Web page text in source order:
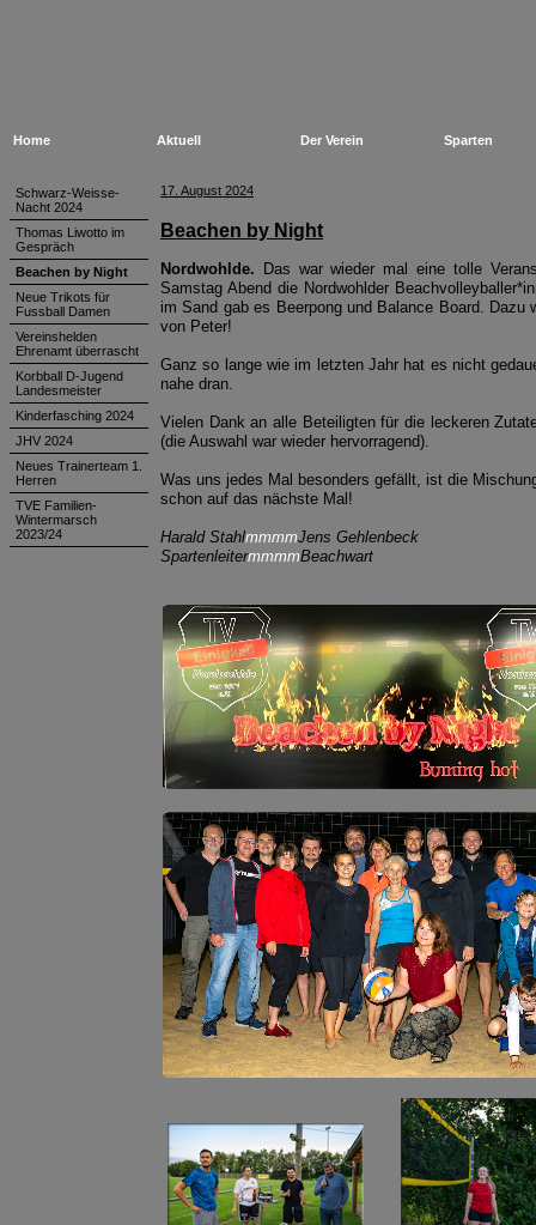
Home Aktuell Der Verein Sparten
17. August 2024
Beachen by Night
Nordwohlde. Das war wieder mal eine tolle
Samstag Abend die Nordwohlder
im Sand gab es Beerpong und Balance Board.
von Peter!
Ganz so lange wie im letzten Jahr hat es nicht
nahe dran.
Vielen Dank an alle Beteiligten für die leckeren
(die Auswahl war wieder hervorragend).
Was uns jedes Mal besonders gefällt, ist die
schon auf das nächste Mal!
Harald StahlmmmmJens Gehlenbeck
SpartenleitermmmmBeachwart
Schwarz-Weisse-
Nacht 2024
Thomas Liwotto im
Gespräch
Beachen by Night
Neue Trikots für
Fussball Damen
Vereinshelden
Ehrenamt überrascht
Korbball D-Jugend
Landesmeister
Kinderfasching 2024
JHV 2024
Neues Trainerteam 1.
Herren
TVE Familien-
Wintermarsch
2023/24